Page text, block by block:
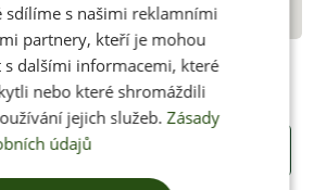
sdílíme s našimi reklamními
partnery, kteří je mohou
dalšími informacemi, které
nebo které shromáždili
jejich služeb. Zásady
údajů